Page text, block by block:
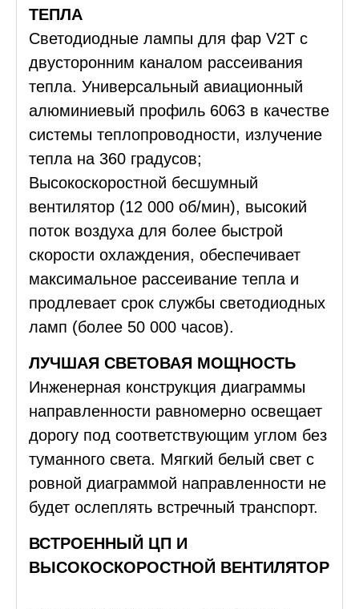
ТЕПЛА
Светодиодные лампы для фар V2T с
двусторонним каналом рассеивания
тепла. Универсальный авиационный
алюминиевый профиль 6063 в качестве
системы теплопроводности, излучение
тепла на 360 градусов;
Высокоскоростной бесшумный
вентилятор (12 000 об/мин), высокий
поток воздуха для более быстрой
скорости охлаждения, обеспечивает
максимальное рассеивание тепла и
продлевает срок службы светодиодных
ламп (более 50 000 часов).
ЛУЧШАЯ СВЕТОВАЯ МОЩНОСТЬ
Инженерная конструкция диаграммы
направленности равномерно освещает
дорогу под соответствующим углом без
туманного света. Мягкий белый свет с
ровной диаграммой направленности не
будет ослеплять встречный транспорт.
ВСТРОЕННЫЙ ЦП И
ВЫСОКОСКОРОСТНОЙ ВЕНТИЛЯТОР